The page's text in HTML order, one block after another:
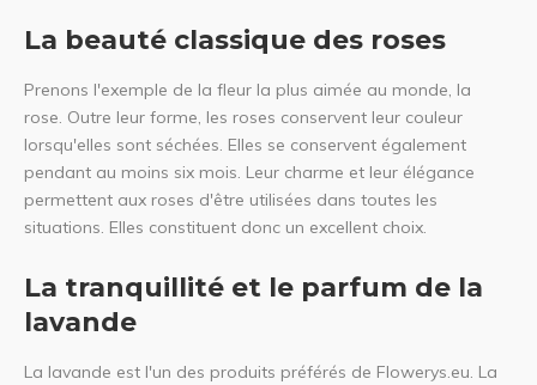
La beauté classique des roses
Prenons l'exemple de la fleur la plus aimée au monde, la
rose. Outre leur forme, les roses conservent leur couleur
lorsqu'elles sont séchées. Elles se conservent également
pendant au moins six mois. Leur charme et leur élégance
permettent aux roses d'être utilisées dans toutes les
situations. Elles constituent donc un excellent choix.
La tranquillité et le parfum de la
lavande
La lavande est l'un des produits préférés de Flowerys.eu. La